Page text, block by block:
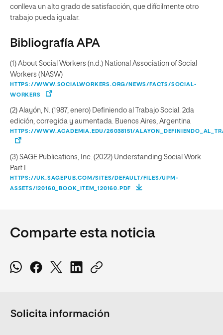
conlleva un alto grado de satisfacción, que difícilmente otro
trabajo pueda igualar.
Bibliografía APA
(1) About Social Workers (n.d.) National Association of Social
Workers (NASW)
HTTPS://WWW.SOCIALWORKERS.ORG/NEWS/FACTS/SOCIAL-
WORKERS
(2) Alayón, N. (1987, enero) Definiendo al Trabajo Social. 2da
edición, corregida y aumentada. Buenos Aires, Argentina
HTTPS://WWW.ACADEMIA.EDU/26038151/
(3) SAGE Publications, Inc. (2022) Understanding Social Work
Part I
HTTPS://UK.SAGEPUB.COM/SITES/DEFAULT/FILES/UPM-
ASSETS/120160_BOOK_ITEM_120160.PDF
Comparte esta noticia
Solicita información